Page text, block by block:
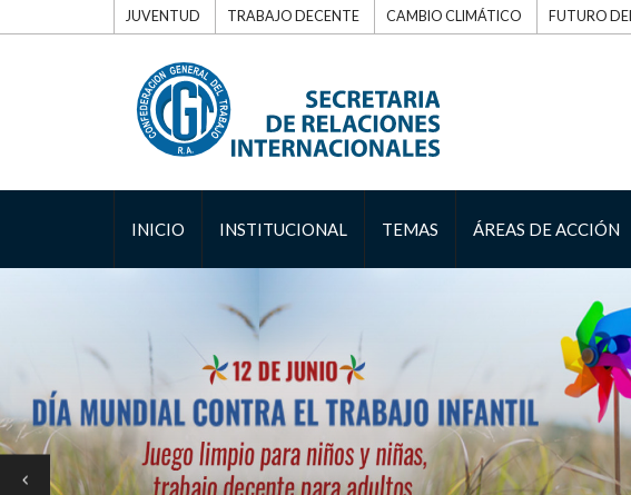
JUVENTUD TRABAJO DECENTE CAMBIO CLIMÁTICO FUTURO
INICIO INSTITUCIONAL TEMAS ÁREAS DE ACCIÓN